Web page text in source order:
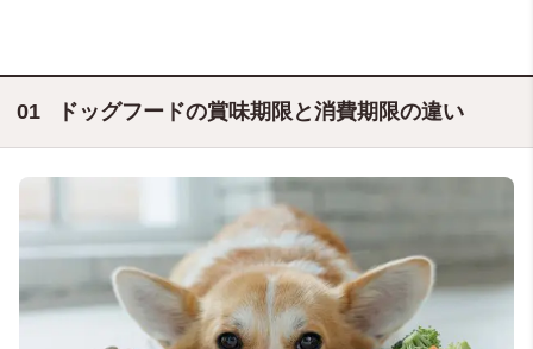
ドッグフードの賞味期限と消費期限の違い